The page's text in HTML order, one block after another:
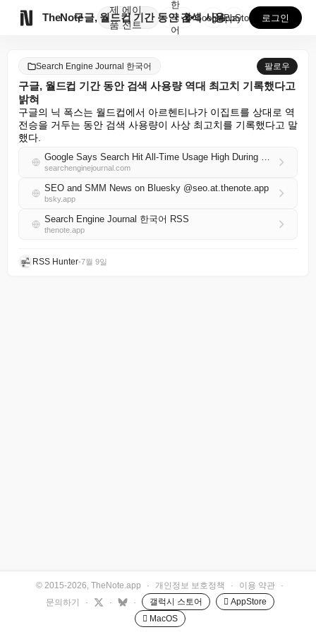
TheNote
제
품
에이
전트
구글, 월드컵 기간 동안 검색 사용량 역대 최고치 기록...
한
국
어
GooglePlay
AppStore 로그인
Search Engine Journal 한국어 팔로우
구글, 월드컵 기간 동안 검색 사용량 역대 최고치 기록했다고
밝혀
구글의 닉 폭스는 월드컵에서 아르헨티나가 이집트를 상대로 역
전승을 거두는 동안 검색 사용량이 사상 최고치를 기록했다고 말
했다.
Google Says Search Hit All-Time Usage High During World Cup
searchenginejournal.com
SEO and SMM News on Bluesky @seo.at.thenote.app
bsky.app
Search Engine Journal 한국어 RSS
thenote.app
RSS Hunter•7월 9일
© 2015-2026, TheNote.app · 개인정보 보호정책 · 이용 약관
·
문의하기
· · · 갤럭시 스토어
 AppStore
 MacOS